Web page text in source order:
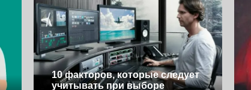
10 факторов, которые следует
учитывать при выборе